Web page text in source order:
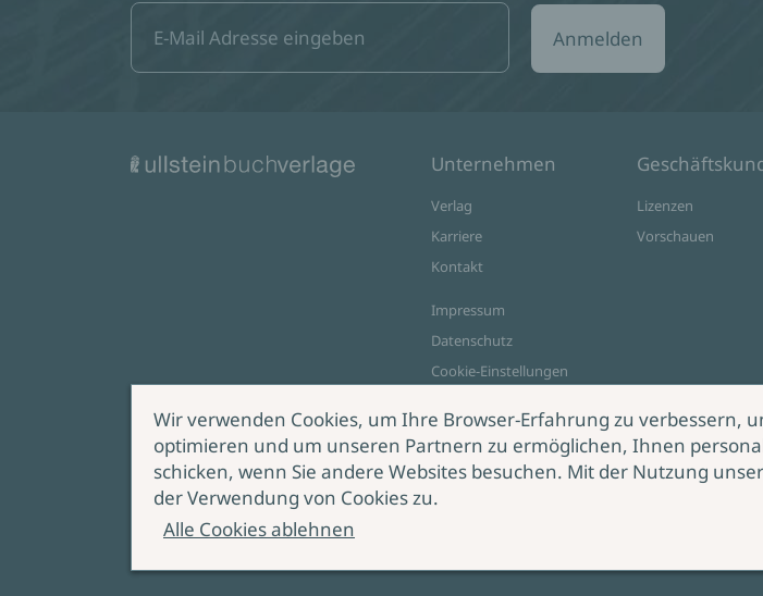
Anmelden
Unternehmen
Verlag
Karriere
Kontakt
Impressum
Datenschutz
Cookie-Einstellungen
Lizenzen
Vorschauen
Zahlungsoptionen
Wir verwenden Cookies, um Ihre Browser-Erfahrung zu verbessern,
optimieren und um unseren Partnern zu ermöglichen, Ihnen
schicken, wenn Sie andere Websites besuchen. Mit der Nutzung
der Verwendung von Cookies zu.
Alle Cookies ablehnen